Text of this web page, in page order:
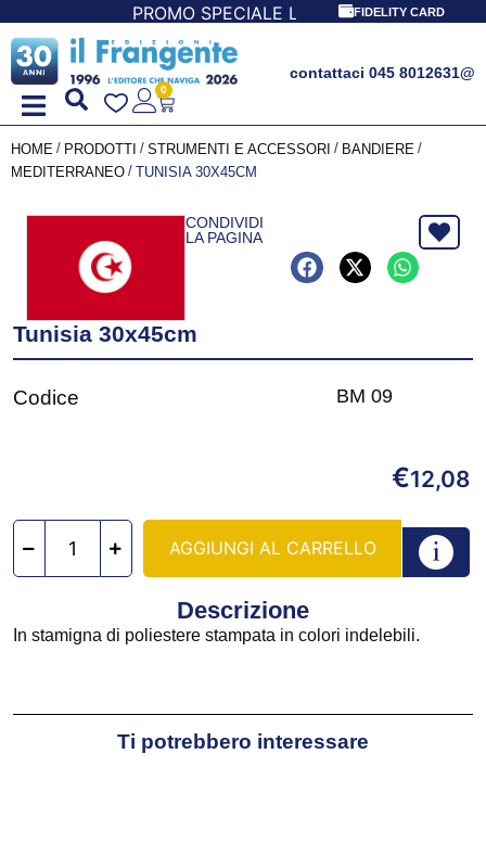
PROMO SPECIALE LIBRI PER I 30 ANNI DEL
FIDELITY CARD
contattaci 045 8012631@
0
HOME / PRODOTTI / STRUMENTI E ACCESSORI / BANDIERE /
MEDITERRANEO / TUNISIA 30X45CM
CONDIVIDI
LA PAGINA
Tunisia 30x45cm
Codice BM 09
€12,08
AGGIUNGI AL CARRELLO
Descrizione
In stamigna di poliestere stampata in colori indelebili.
Ti potrebbero interessare